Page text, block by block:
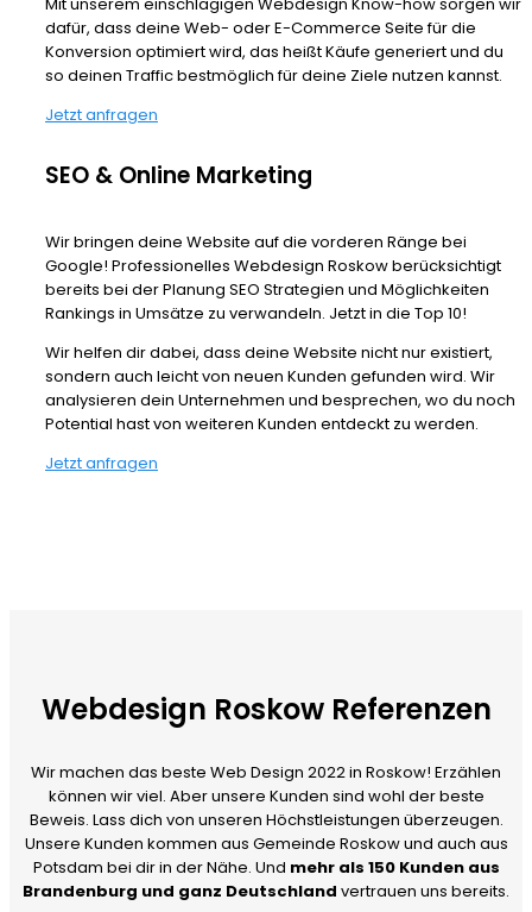
dafür, dass deine Web- oder E-Commerce Seite für die
Konversion optimiert wird, das heißt Käufe generiert und du
so deinen Traffic bestmöglich für deine Ziele nutzen kannst.
Jetzt anfragen
SEO & Online Marketing
Wir bringen deine Website auf die vorderen Ränge bei
Google! Professionelles Webdesign Roskow berücksichtigt
bereits bei der Planung SEO Strategien und Möglichkeiten
Rankings in Umsätze zu verwandeln. Jetzt in die Top 10!
Wir helfen dir dabei, dass deine Website nicht nur existiert,
sondern auch leicht von neuen Kunden gefunden wird. Wir
analysieren dein Unternehmen und besprechen, wo du noch
Potential hast von weiteren Kunden entdeckt zu werden.
Jetzt anfragen
Webdesign Roskow Referenzen
Wir machen das beste Web Design 2022 in Roskow! Erzählen
können wir viel. Aber unsere Kunden sind wohl der beste
Beweis. Lass dich von unseren Höchstleistungen überzeugen.
Unsere Kunden kommen aus Gemeinde Roskow und auch aus
Potsdam bei dir in der Nähe. Und mehr als 150 Kunden aus
Brandenburg und ganz Deutschland vertrauen uns bereits.